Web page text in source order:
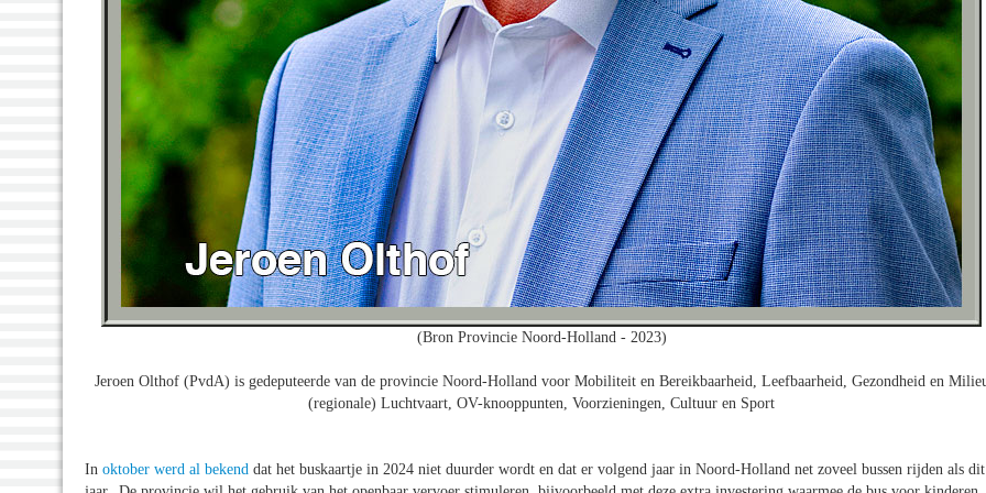
(Bron Provincie Noord-Holland - 2023)
Jeroen Olthof (PvdA) is gedeputeerde van de provincie Noord-Holland voor Mobiliteit en Bereikbaarheid, Leefbaarheid, Gezondheid en
(regionale) Luchtvaart, OV-knooppunten, Voorzieningen, Cultuur en Sport
In oktober werd al bekend dat het buskaartje in 2024 niet duurder wordt en dat er volgend jaar in Noord-Holland net zoveel bussen rijden als dit